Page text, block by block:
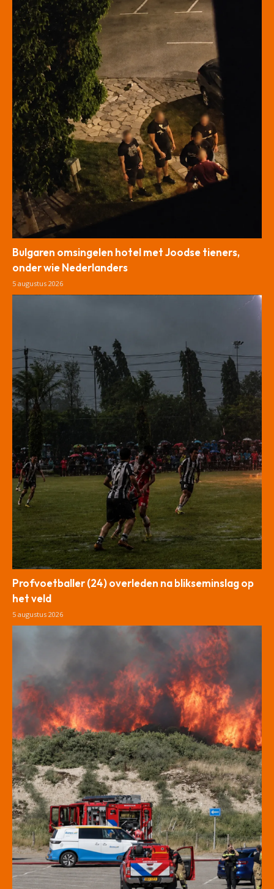
Bulgaren omsingelen hotel met Joodse tieners,
onder wie Nederlanders
5 augustus 2026
Profvoetballer (24) overleden na blikseminslag op
het veld
5 augustus 2026